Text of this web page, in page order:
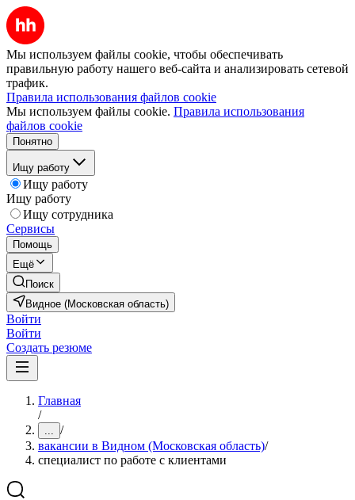
Мы используем файлы cookie, чтобы обеспечивать
правильную работу нашего веб-сайта и анализировать сетевой
трафик.
Правила использования файлов cookie
Мы используем файлы cookie. Правила использования
файлов cookie
Понятно
Ищу работу
Ищу работу
Ищу работу
Ищу сотрудника
Сервисы
Помощь
Ещё
Поиск
Видное (Московская область)
Войти
Войти
Создать резюме
Главная
/
... /
вакансии в Видном (Московская область)/
специалист по работе с клиентами